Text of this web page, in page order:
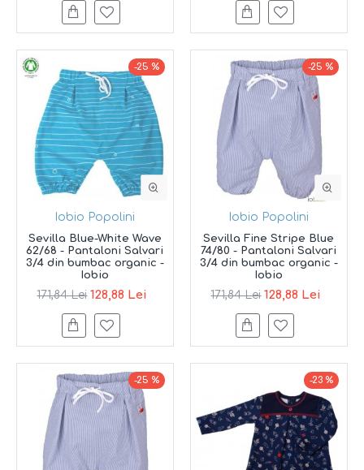
-25 %
Iobio Popolini
Sevilla Blue-White Wave
62/68 - Pantaloni Salvari
3/4 din bumbac organic -
Iobio
171,84 Lei 128,88 Lei
-25 %
Iobio Popolini
Sevilla Fine Stripe Blue
74/80 - Pantaloni Salvari
3/4 din bumbac organic -
Iobio
171,84 Lei 128,88 Lei
-25 % -23 %